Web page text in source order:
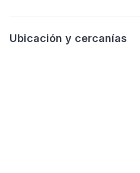
Ubicación y cercanías